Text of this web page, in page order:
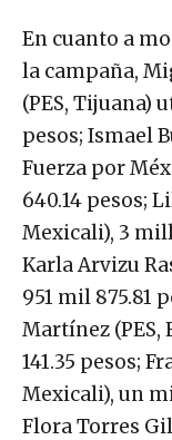
En cuanto a
la campaña,
(PES, Tijuana)
pesos; Ismael
Fuerza por
640.14 pesos;
Mexicali), 3
Karla Arvizu
951 mil 875.81
Martínez (PES,
141.35 pesos;
Mexicali), un
Flora Torres